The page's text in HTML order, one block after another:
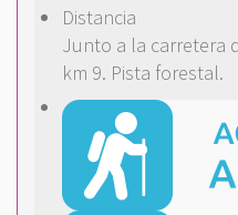
Distancia
Junto a la carretera
km 9. Pista forestal.